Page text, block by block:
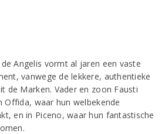
Angelis vormt al jaren een vaste
vanwege de lekkere, authentieke
de Marken. Vader en zoon Fausti
Offida, waar hun welbekende
en in Piceno, waar hun fantastische